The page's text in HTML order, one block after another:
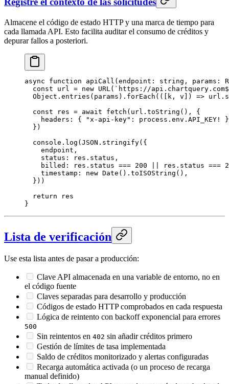
Almacene el código de estado HTTP y una marca de tiempo para
cada llamada API. Esto facilita auditar el consumo de créditos y
depurar fallos a posteriori.
async function apiCall ( endpoint : string , params :
  const
url = new URL ( `https://
  Object.
entries (params). forEach (([ k , v ]) =>
  const
res = await fetch (url. toString (), {
    headers: {
"x-api-key" : process.env. API_KEY !
  })
  console.
log ( JSON . stringify({
    endpoint,
    status: res.status,
    billed: res.status
=== 200 res.status ===
    timestamp:
new Date (). toISOString (),
  }))
  return
res
}
Lista de verificación
Use esta lista antes de pasar a producción:
Clave API almacenada en una variable de entorno, no en
el código fuente
Claves separadas para desarrollo y producción
Códigos de estado HTTP comprobados en cada respuesta
Lógica de reintento con backoff exponencial para errores
500
Sin reintentos en 402 sin añadir créditos primero
Gestión de límites de tasa implementada
Saldo de créditos monitorizado y alertas configuradas
Recarga automática activada (o un proceso de recarga
manual definido)